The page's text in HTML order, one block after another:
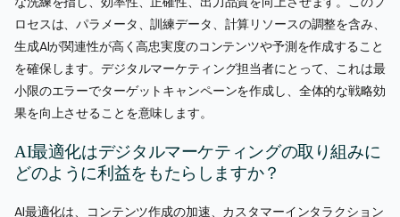
ロセスは、パラメータ、訓練データ、計算リソースの調整を含み、
生成AIが関連性が高く高忠実度のコンテンツや予測を作成すること
を確保します。デジタルマーケティング担当者にとって、これは最
小限のエラーでターゲットキャンペーンを作成し、全体的な戦略効
果を向上させることを意味します。
AI最適化はデジタルマーケティングの取り組みに
どのように利益をもたらしますか？
AI最適化は、コンテンツ作成の加速、カスタマーインタラクション